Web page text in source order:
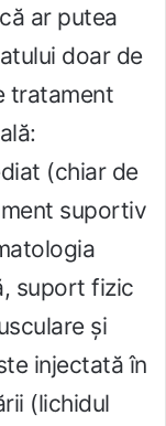
ar putea
doar de
tratament
(chiar de
suportiv
suport fizic
și
injectată în
(lichidul